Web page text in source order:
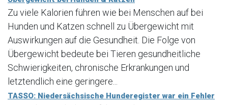
Zu viele Kalorien führen wie bei Menschen auf bei
Hunden und Katzen schnell zu Übergewicht mit
Auswirkungen auf die Gesundheit. Die Folge von
Übergewicht bedeute bei Tieren gesundheitliche
Schwierigkeiten, chronische Erkrankungen und
letztendlich eine geringere...
TASSO: Niedersächsische Hunderegister war ein Fehler